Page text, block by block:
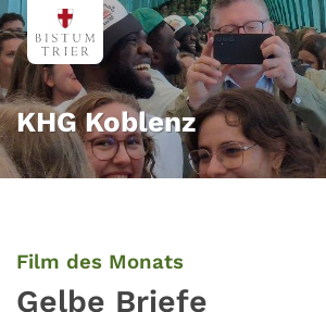
Zum Inhalt springen
KHG Koblenz
Film des Monats:
Gelbe Briefe